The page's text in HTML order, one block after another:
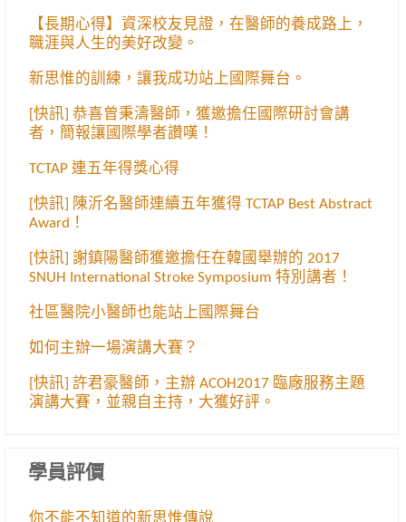
【長期心得】資深校友見證，在醫師的養成路上，
職涯與人生的美好改變。
新思惟的訓練，讓我成功站上國際舞台。
[快訊] 恭喜曾秉濤醫師，獲邀擔任國際研討會講
者，簡報讓國際學者讚嘆！
TCTAP 連五年得獎心得
[快訊] 陳沂名醫師連續五年獲得 TCTAP Best Abstract
Award！
[快訊] 謝鎮陽醫師獲邀擔任在韓國舉辦的 2017
SNUH International Stroke Symposium 特別講者！
社區醫院小醫師也能站上國際舞台
如何主辦一場演講大賽？
[快訊] 許君豪醫師，主辦 ACOH2017 臨廠服務主題
演講大賽，並親自主持，大獲好評。
學員評價